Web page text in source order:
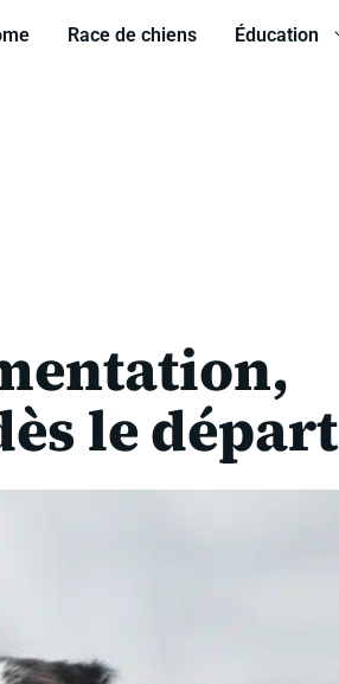
Race de chiens Éducation
le départ